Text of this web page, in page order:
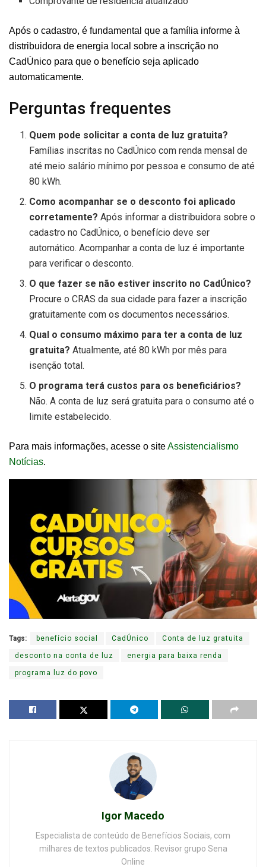
Após o cadastro, é fundamental que a família informe à
distribuidora de energia local sobre a inscrição no
CadÚnico para que o benefício seja aplicado
automaticamente.
Perguntas frequentes
Quem pode solicitar a conta de luz gratuita?
Famílias inscritas no CadÚnico com renda mensal de
até meio salário mínimo por pessoa e consumo de até
80 kWh.
Como acompanhar se o desconto foi aplicado
corretamente?Após informar a distribuidora sobre o
cadastro no CadÚnico, o benefício deve ser
automático. Acompanhar a conta de luz é importante
para verificar o desconto.
O que fazer se não estiver inscrito no CadÚnico?
Procure o CRAS da sua cidade para fazer a inscrição
gratuitamente com os documentos necessários.
Qual o consumo máximo para ter a conta de luz
gratuita?Atualmente, até 80 kWh por mês para
isenção total.
O programa terá custos para os beneficiários?
Não. A conta de luz será gratuita para o consumo até o
limite estabelecido.
Para mais informações, acesse o siteAssistencialismo
Notícias.
Tags: benefício social CadÚnico Conta de luz gratuita
desconto na conta de luz energia para baixa renda
programa luz do povo
Igor Macedo
Especialista de conteúdo de Benefícios Sociais, com
milhares de textos publicados. Revisor grupo Sena
Online